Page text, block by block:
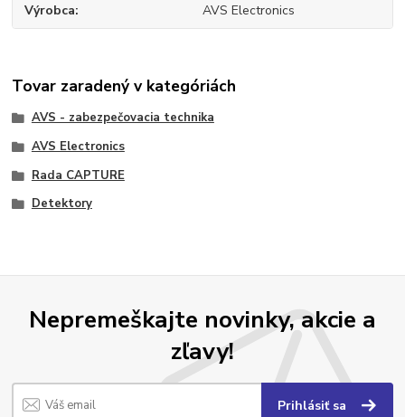
Výrobca AVS Electronics
Tovar zaradený v kategóriách
AVS - zabezpečovacia technika
AVS Electronics
Rada CAPTURE
Detektory
Nepremeškajte novinky, akcie a
zľavy!
Prihlásiť sa